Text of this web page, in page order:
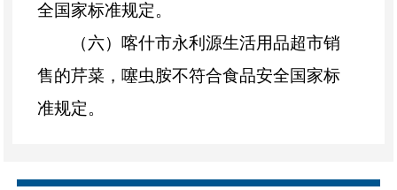
全国家标准规定。
（六）喀什市永利源生活用品超市销
售的芹菜，噻虫胺不符合食品安全国家标
准规定。